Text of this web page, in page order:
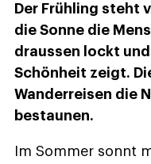
Der Frühling steht
die Sonne die
draussen lockt
Schönheit zeigt.
Wanderreisen die
bestaunen.
Im Sommer sonnt